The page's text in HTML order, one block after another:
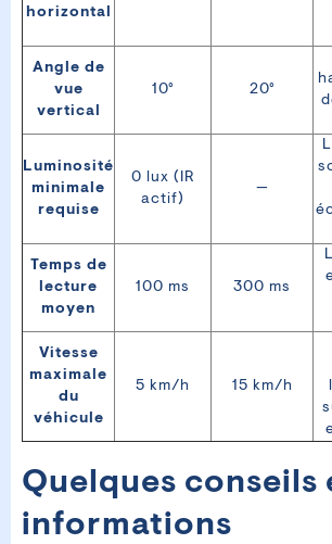
horizontal
Angle de
vue
vertical
10° 20°
Luminosité
minimale
requise
0 lux (IR
actif)
—
Temps de
lecture
moyen
100 ms 300 ms
Vitesse
maximale
du
véhicule
5 km/h 15 km/h
Quelques conseils
informations